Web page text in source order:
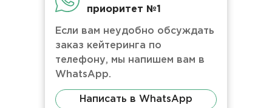
приоритет №1
Если вам неудобно обсуждать
заказ кейтеринга по
телефону, мы напишем вам в
WhatsApp.
Написать в WhatsApp